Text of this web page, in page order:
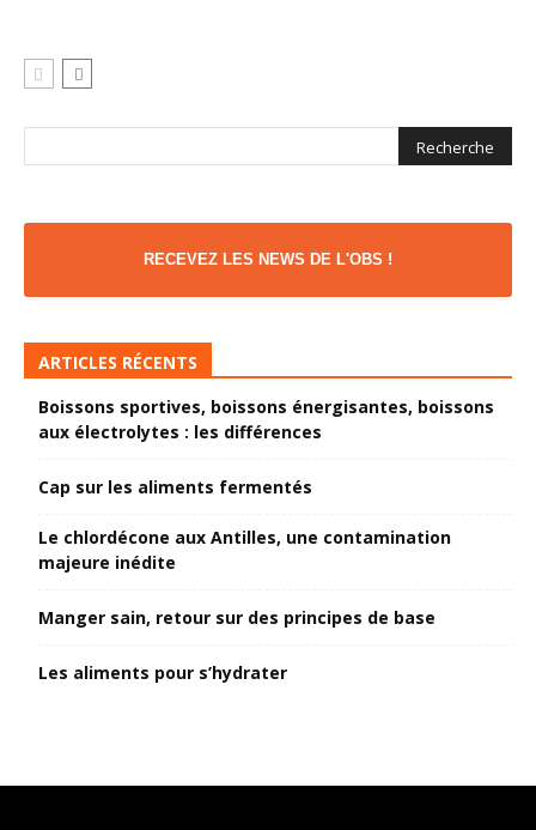
RECEVEZ LES NEWS DE L'OBS !
ARTICLES RÉCENTS
Boissons sportives, boissons énergisantes, boissons
aux électrolytes : les différences
Cap sur les aliments fermentés
Le chlordécone aux Antilles, une contamination
majeure inédite
Manger sain, retour sur des principes de base
Les aliments pour s’hydrater